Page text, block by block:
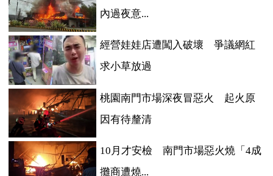
內過夜意...
經營娃娃店遭闖入破壞 爭議網紅
求小草放過
桃園南門市場深夜冒惡火 起火原
因有待釐清
10月才安檢 南門市場惡火燒「4成
攤商遭燒...